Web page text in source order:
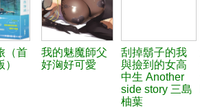
（首
我的魅魔師父
好洶好可愛
刮掉鬍子的我
與撿到的女高
中生 Another
side story 三島
柚葉